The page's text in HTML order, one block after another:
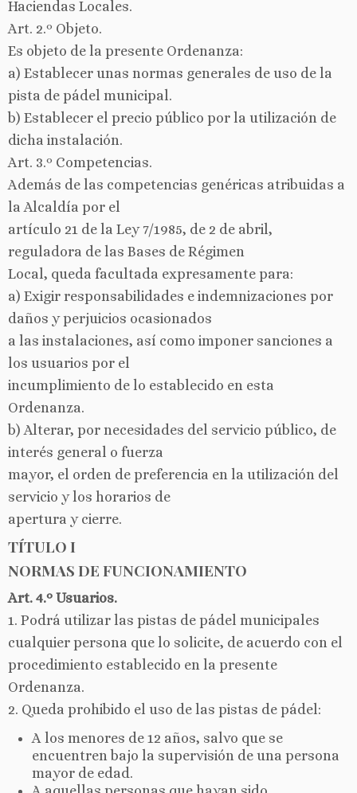
Haciendas Locales.
Art. 2.º Objeto.
Es objeto de la presente Ordenanza:
a) Establecer unas normas generales de uso de la
pista de pádel municipal.
b) Establecer el precio público por la utilización de
dicha instalación.
Art. 3.º Competencias.
Además de las competencias genéricas atribuidas a
la Alcaldía por el
artículo 21 de la Ley 7/1985, de 2 de abril,
reguladora de las Bases de Régimen
Local, queda facultada expresamente para:
a) Exigir responsabilidades e indemnizaciones por
daños y perjuicios ocasionados
a las instalaciones, así como imponer sanciones a
los usuarios por el
incumplimiento de lo establecido en esta
Ordenanza.
b) Alterar, por necesidades del servicio público, de
interés general o fuerza
mayor, el orden de preferencia en la utilización del
servicio y los horarios de
apertura y cierre.
TÍTULO I
NORMAS DE FUNCIONAMIENTO
Art. 4.º Usuarios.
1. Podrá utilizar las pistas de pádel municipales
cualquier persona que lo solicite, de acuerdo con el
procedimiento establecido en la presente
Ordenanza.
2. Queda prohibido el uso de las pistas de pádel:
A los menores de 12 años, salvo que se
encuentren bajo la supervisión de una persona
mayor de edad.